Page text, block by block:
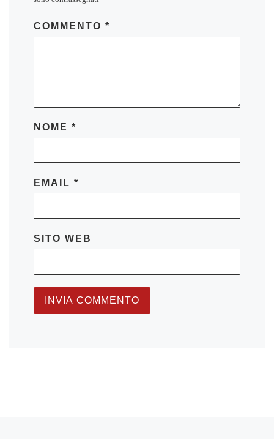
COMMENTO *
NOME *
EMAIL *
SITO WEB